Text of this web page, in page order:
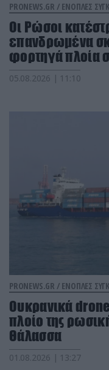
PRONEWS.GR / ΕΝΟΠΛΕΣ
Οι Ρώσοι
επανδρωμένα
φορτηγά πλοία
05.08.2026 | 11:10
PRONEWS.GR / ΕΝΟΠΛΕΣ
Oυκρανικά
πλοίο της
Θάλασσα
01.08.2026 | 13:27